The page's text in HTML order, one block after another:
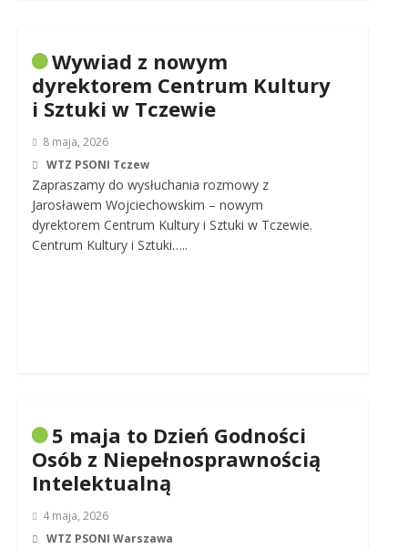
Wywiad z nowym
dyrektorem Centrum Kultury
i Sztuki w Tczewie
8 maja, 2026
WTZ PSONI Tczew
Zapraszamy do wysłuchania rozmowy z
Jarosławem Wojciechowskim – nowym
dyrektorem Centrum Kultury i Sztuki w Tczewie.
Centrum Kultury i Sztuki…..
5 maja to Dzień Godności
Osób z Niepełnosprawnością
Intelektualną
4 maja, 2026
WTZ PSONI Warszawa